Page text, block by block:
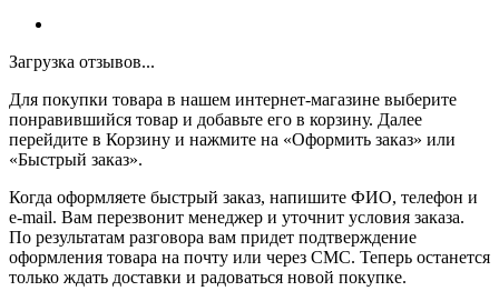
Загрузка отзывов...
Для покупки товара в нашем интернет-магазине выберите
понравившийся товар и добавьте его в корзину. Далее
перейдите в Корзину и нажмите на «Оформить заказ» или
«Быстрый заказ».
Когда оформляете быстрый заказ, напишите ФИО, телефон и
e-mail. Вам перезвонит менеджер и уточнит условия заказа.
По результатам разговора вам придет подтверждение
оформления товара на почту или через СМС. Теперь останется
только ждать доставки и радоваться новой покупке.